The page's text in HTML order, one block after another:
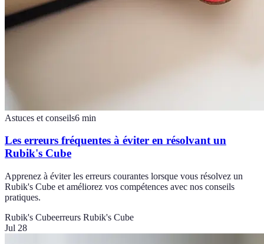
Astuces et conseils6 min
Les erreurs fréquentes à éviter en résolvant un
Rubik's Cube
Apprenez à éviter les erreurs courantes lorsque vous résolvez un
Rubik's Cube et améliorez vos compétences avec nos conseils
pratiques.
Rubik's Cubeerreurs Rubik's Cube
Jul 28